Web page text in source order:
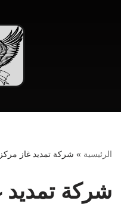
الرئيسية » شركة تمديد غاز
شركة